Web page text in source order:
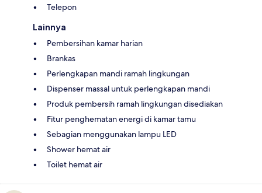
Telepon
Lainnya
Pembersihan kamar harian
Brankas
Perlengkapan mandi ramah lingkungan
Dispenser massal untuk perlengkapan mandi
Produk pembersih ramah lingkungan disediakan
Fitur penghematan energi di kamar tamu
Sebagian menggunakan lampu LED
Shower hemat air
Toilet hemat air